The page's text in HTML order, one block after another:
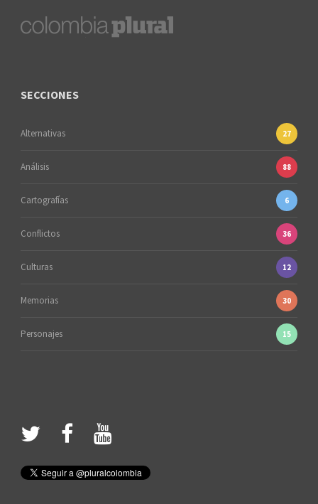
SECCIONES
Alternativas 27
Análisis 88
Cartografías 6
Conflictos 36
Culturas 12
Memorias 30
Personajes 15